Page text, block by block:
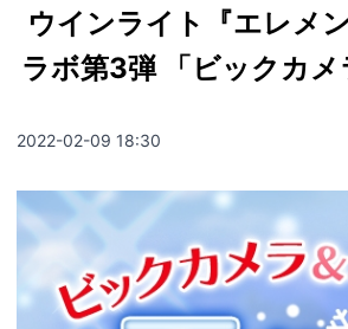
ウインライト『エレメ
ラボ第3弾 「ビックカ
2022-02-09 18:30